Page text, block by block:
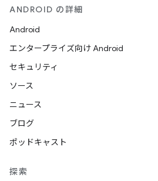
ANDROID の詳細
Android
エンタープライズ向け Android
セキュリティ
ソース
ニュース
ブログ
ポッドキャスト
探索